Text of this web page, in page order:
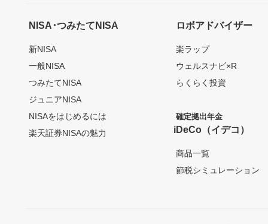
NISA･つみたてNISA
新NISA
一般NISA
つみたてNISA
ジュニアNISA
NISAをはじめるには
楽天証券NISAの魅力
ロボアドバイザー
楽ラップ
ウェルスナビ×R
らくらく投資
確定拠出年金
iDeCo（イデコ）
商品一覧
節税シミュレーション